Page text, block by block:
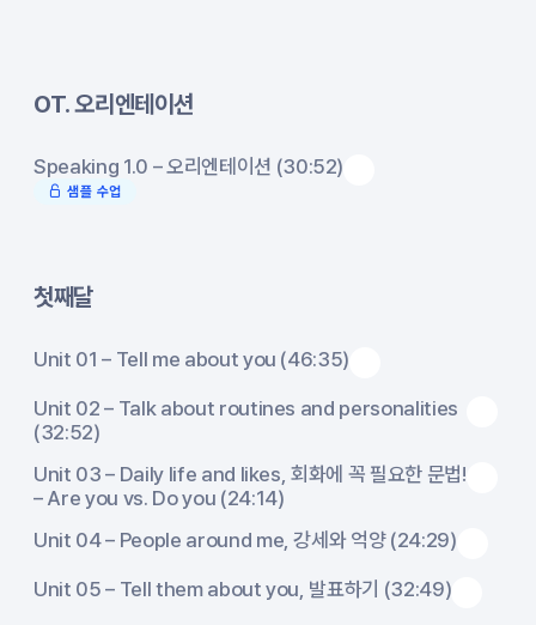
OT. 오리엔테이션
Speaking 1.0 – 오리엔테이션 (30:52)
샘플 수업
첫째달
Unit 01 – Tell me about you (46:35)
Unit 02 – Talk about routines and personalities
(32:52)
Unit 03 – Daily life and likes, 회화에 꼭 필요한 문법!
– Are you vs. Do you (24:14)
Unit 04 – People around me, 강세와 억양 (24:29)
Unit 05 – Tell them about you, 발표하기 (32:49)